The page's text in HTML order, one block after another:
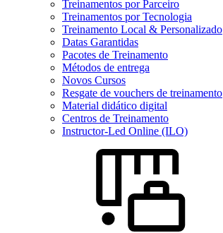
Treinamentos por Parceiro
Treinamentos por Tecnologia
Treinamento Local & Personalizado
Datas Garantidas
Pacotes de Treinamento
Métodos de entrega
Novos Cursos
Resgate de vouchers de treinamento
Material didático digital
Centros de Treinamento
Instructor-Led Online (ILO)